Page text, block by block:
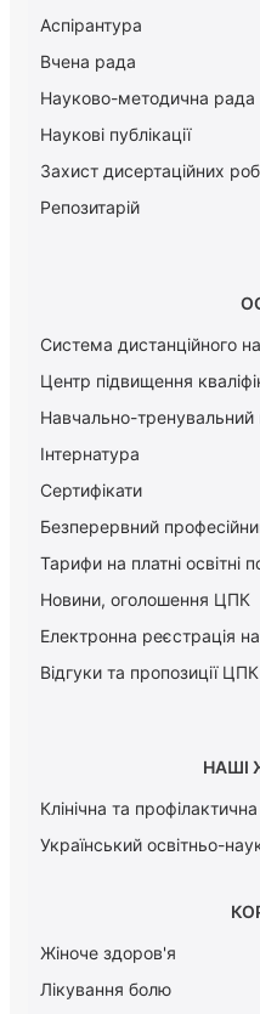
Аспірантура
Вчена рада
Науково-методична рада
Наукові публікації
Захист дисертаційних
Репозитарій
Система дистанційного
Центр підвищення
Навчально-тренувальний
Інтернатура
Сертифікати
Безперервний
Тарифи на платні освітні
Новини, оголошення ЦПК
Електронна реєстрація
Відгуки та пропозиції ЦПК
НАШІ
Клінічна та
Український освітньо-
Жіноче здоров'я
Лікування болю